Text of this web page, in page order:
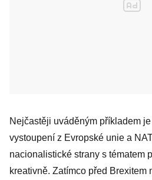
Nejčastěji uváděným příkladem
vystoupení z Evropské unie a
nacionalistické strany s tématem
kreativně. Zatímco před Brexitem